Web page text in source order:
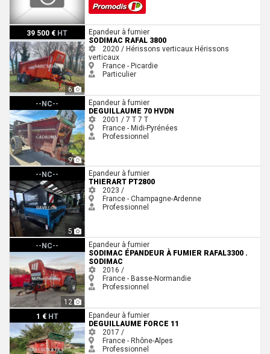
39 500 € HT
6
Sodimac Rafal 3800
Epandeur à fumier
SODIMAC RAFAL 3800
2020 / Hérissons verticaux Hérissons
verticaux
France - Picardie
Particulier
--NC--
9
DEGUILLAUME 70 HVDN
Epandeur à fumier
DEGUILLAUME 70 HVDN
2001 / 7 T 7 T
France - Midi-Pyrénées
Professionnel
--NC--
5
Thierart PT2800
Epandeur à fumier
THIERART PT2800
2023 /
France - Champagne-Ardenne
Professionnel
--NC--
12
Sodimac Épandeur à fumier RAFAL3300 . Sodimac
Epandeur à fumier
SODIMAC ÉPANDEUR À FUMIER RAFAL3300 .
SODIMAC
2016 /
France - Basse-Normandie
Professionnel
1 € HT
DEGUILLAUME Force 11
Epandeur à fumier
DEGUILLAUME FORCE 11
2017 /
France - Rhône-Alpes
Professionnel